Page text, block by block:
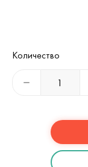
Количество